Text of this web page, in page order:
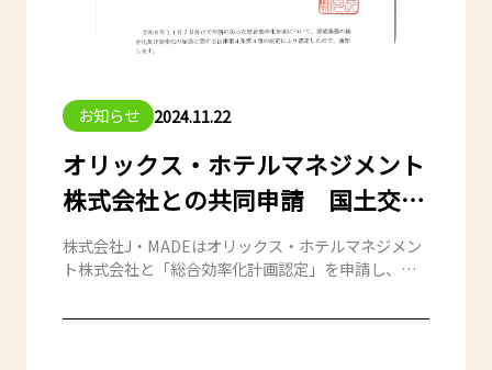
お知らせ 2024.11.22
オリックス・ホテルマネジメント
株式会社との共同申請 国土交通
省 物流総合効率化法認定【大阪
物流】
株式会社J・MADEはオリックス・ホテルマネジメン
ト株式会社と「総合効率化計画認定」を申請し、現
業務の効率化に資する取り組みであるととして国土